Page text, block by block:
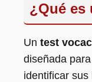
¿Qué es
Un test
diseñada
identificar